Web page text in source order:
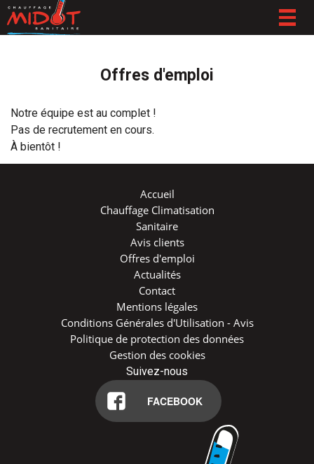
Offres d'emploi
Notre équipe est au complet !
Pas de recrutement en cours.
À bientôt !
Accueil
Chauffage Climatisation
Sanitaire
Avis clients
Offres d'emploi
Actualités
Contact
Mentions légales
Conditions Générales d'Utilisation - Avis
Politique de protection des données
Gestion des cookies
Suivez-nous
FACEBOOK